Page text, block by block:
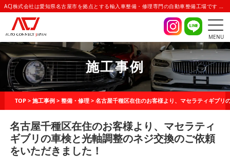
ACJ株式会社は愛知県名古屋市を拠点とする輸入車整備・修理専門の自動車整備工場です | AUTO CONNECT JAPAN(オートコネクトジャパン)
MENU
施工事例
TOP> 施工事例> 整備・修理> 名古屋千種区在住のお客様より、マセラティギブリ
名古屋千種区在住のお客様より、マセラティ
ギブリの車検と光軸調整のネジ交換のご依頼
をいただきました！